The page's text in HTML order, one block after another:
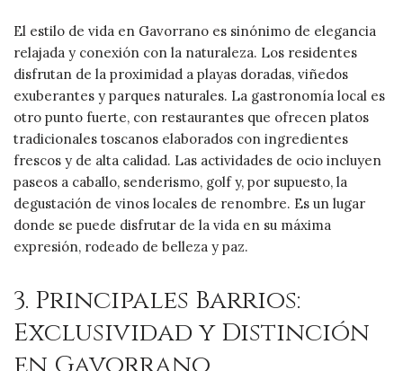
El estilo de vida en Gavorrano es sinónimo de elegancia
relajada y conexión con la naturaleza. Los residentes
disfrutan de la proximidad a playas doradas, viñedos
exuberantes y parques naturales. La gastronomía local es
otro punto fuerte, con restaurantes que ofrecen platos
tradicionales toscanos elaborados con ingredientes
frescos y de alta calidad. Las actividades de ocio incluyen
paseos a caballo, senderismo, golf y, por supuesto, la
degustación de vinos locales de renombre. Es un lugar
donde se puede disfrutar de la vida en su máxima
expresión, rodeado de belleza y paz.
3. Principales Barrios:
Exclusividad y Distinción